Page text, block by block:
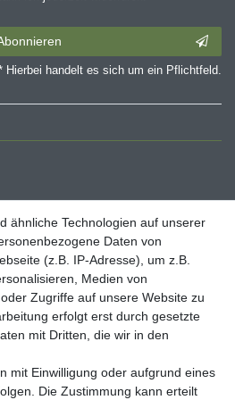
Hierbei handelt es sich um ein Pflichtfeld.
ähnliche Technologien auf unserer
Daten von
(z.B. IP-Adresse), um z.B.
Medien von
Zugriffe auf unsere Website zu
erfolgt erst durch gesetzte
mit Dritten, die wir in den
mit Einwilligung oder aufgrund eines
Die Zustimmung kann erteilt